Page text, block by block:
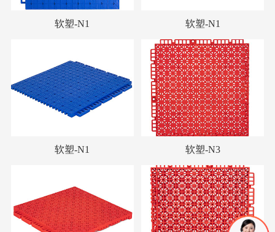
软塑-N1 软塑-N1
软塑-N1 软塑-N3